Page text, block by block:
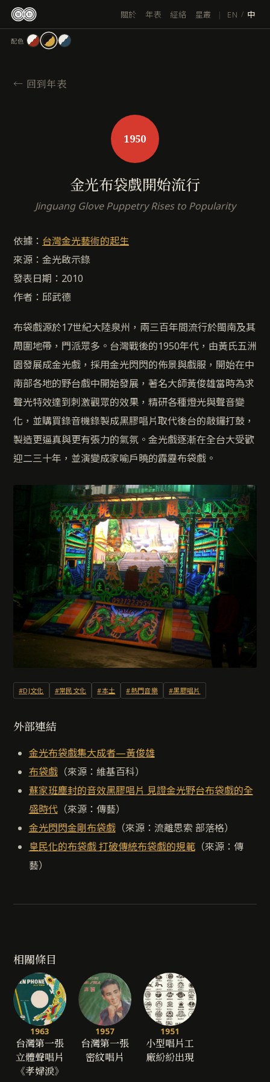
關於 年表 經絡 星叢 | EN / 中
配色
← 回到年表
1950
金光布袋戲開始流行
Jinguang Glove Puppetry Rises to Popularity
依據： 台灣金光藝術的起生
來源：金光啟示錄
發表日期：2010
作者：邱武德
布袋戲源於17世紀大陸泉州，兩三百年間流行於閩南及其
周圍地帶，門派眾多。台灣戰後的1950年代，由黃氏五洲
園發展成金光戲，採用金光閃閃的佈景與戲服，開始在中
南部各地的野台戲中開始發展，著名大師黃俊雄當時為求
聲光特效達到刺激觀眾的效果，精研各種燈光與聲音變
化，並購買錄音機錄製成黑膠唱片取代後台的敲鑼打鼓，
製造更逼真與更有張力的氣氛。金光戲逐漸在全台大受歡
迎二三十年，並演變成家喻戶曉的霹靂布袋戲。
#DJ文化 #常民文化 #本土 #熱門音樂 #黑膠唱片
外部連結
金光布袋戲集大成者—黃俊雄
布袋戲（來源：維基百科）
蘇家班塵封的音效黑膠唱片 見證金光野台布袋戲的全
盛時代（來源：傳藝）
金光閃閃金剛布袋戲（來源：流離思索 部落格）
皇民化的布袋戲 打破傳統布袋戲的規範（來源：傳
藝）
相關條目
1963
台灣第一張
立體聲唱片
《孝婦淚》
1957
台灣第一張
密紋唱片
1951
小型唱片工
廠紛紛出現